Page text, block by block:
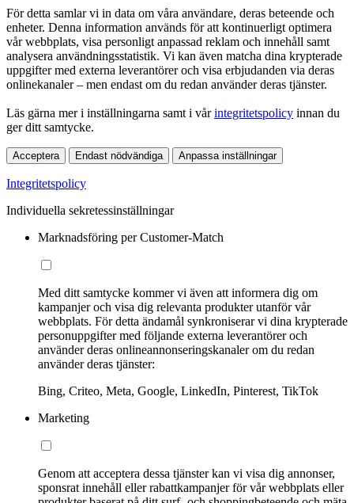
För detta samlar vi in data om våra användare, deras beteende och
enheter. Denna information används för att kontinuerligt optimera
vår webbplats, visa personligt anpassad reklam och innehåll samt
analysera användningsstatistik. Vi kan även matcha dina krypterade
uppgifter med externa leverantörer och visa erbjudanden via deras
onlinekanaler – men endast om du redan använder deras tjänster.
Läs gärna mer i inställningarna samt i vårintegritetspolicy innan du
ger ditt samtycke.
Acceptera Endast nödvändiga Anpassa inställningar
Integritetspolicy
Individuella sekretessinställningar
Marknadsföring per Customer-Match
Med ditt samtycke kommer vi även att informera dig om
kampanjer och visa dig relevanta produkter utanför vår
webbplats. För detta ändamål synkroniserar vi dina krypterade
personuppgifter med följande externa leverantörer och
använder deras onlineannonseringskanaler om du redan
använder deras tjänster:
Bing, Criteo, Meta, Google, LinkedIn, Pinterest, TikTok
Marketing
Genom att acceptera dessa tjänster kan vi visa dig annonser,
sponsrat innehåll eller rabattkampanjer för vår webbplats eller